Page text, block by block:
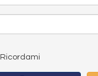
Ricordami